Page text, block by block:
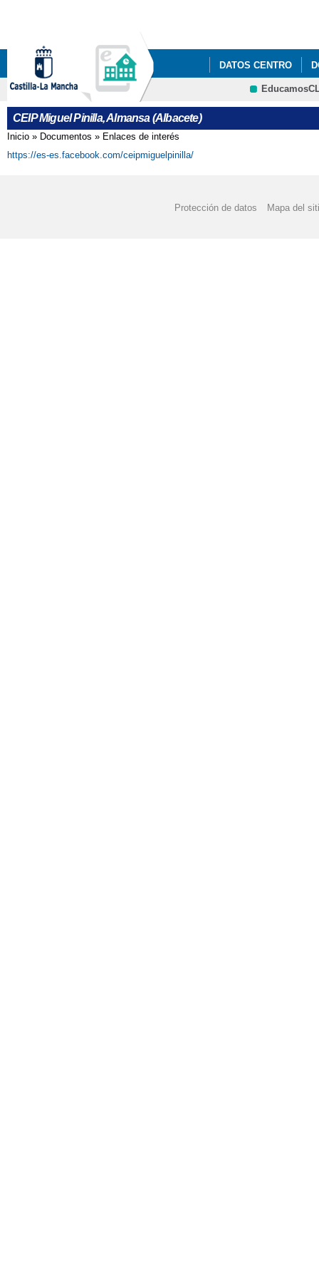
DATOS CENTRO
BUZÓN DE
CEIP Miguel Pinilla, Almansa (Albacete)
Se encuentra usted aquí
Inicio » Documentos » Enlaces de interés
https://es-es.facebook.com/ceipmiguelpinilla/
Protección de datos Mapa del